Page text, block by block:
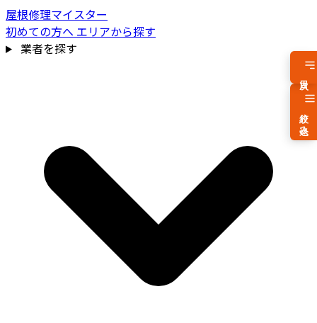
屋根修理マイスター
初めての方へ エリアから探す
業者を探す
費用相場を見る
絞り込み